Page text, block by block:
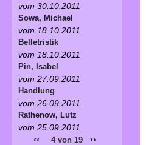
vom 30.10.2011
Sowa, Michael
vom 18.10.2011
Belletristik
vom 18.10.2011
Pin, Isabel
vom 27.09.2011
Handlung
vom 26.09.2011
Rathenow, Lutz
vom 25.09.2011
‹‹ 4 von 19 ››